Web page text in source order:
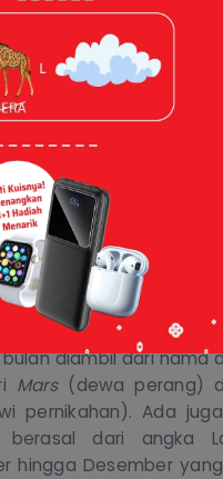
tahukah
kita pakai sekarang
Romawi kuno?
Romawi menamai
tokoh penting, dan
anggap bermakna.
diambil dari nama
Mars(dewa perang)
pernikahan). Ada
berasal dari angka
hingga Desember